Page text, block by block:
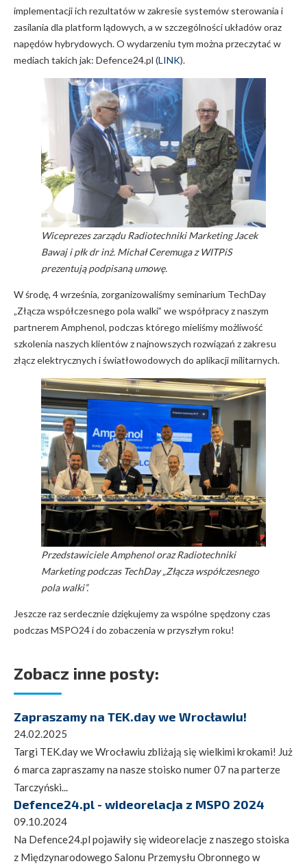
implementacji ich rezultatów w zakresie systemów sterowania i
zasilania dla platform lądowych, a w szczególności układów oraz
napędów hybrydowych. O wydarzeniu tym można przeczytać w
mediach takich jak: Defence24.pl (LINK).
Wiceprezes zarządu Radiotechniki Marketing Jacek
Bawaj i płk dr inż. Michał Ceremuga z WITPiS
prezentują podpisaną umowę.
W środę, 4 września, zorganizowaliśmy seminarium TechDay
„Złącza współczesnego pola walki” we współpracy z naszym
partnerem Amphenol, podczas którego mieliśmy możliwość
szkolenia naszych klientów z najnowszych rozwiązań z zakresu
złącz elektrycznych i światłowodowych do aplikacji militarnych.
Przedstawiciele Amphenol oraz Radiotechniki
Marketing podczas TechDay „Złącza współczesnego
pola walki”.
Jeszcze raz serdecznie dziękujemy za wspólne spędzony czas
podczas MSPO24 i do zobaczenia w przyszłym roku!
Zobacz inne posty:
Zapraszamy na TEK.day we Wrocławiu!
24.02.2025
Targi TEK.day we Wrocławiu zbliżają się wielkimi krokami! Już
6 marca zapraszamy na nasze stoisko numer 07 na parterze
Tarczyński...
Defence24.pl - wideorelacja z MSPO 2024
09.10.2024
Na Defence24.pl pojawiły się wideorelacje z naszego stoiska
z Międzynarodowego Salonu Przemysłu Obronnego w